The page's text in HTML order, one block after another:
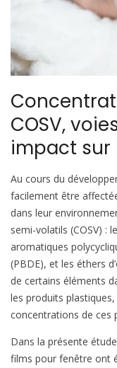
COSV,
impact sur
Au cours du
facilement être
dans leur
semi-volatils (COSV) :
aromatiques
(PBDE), et les éthers
de certains éléments
les produits
concentrations de ces
Dans la présente
films pour fenêtre ont